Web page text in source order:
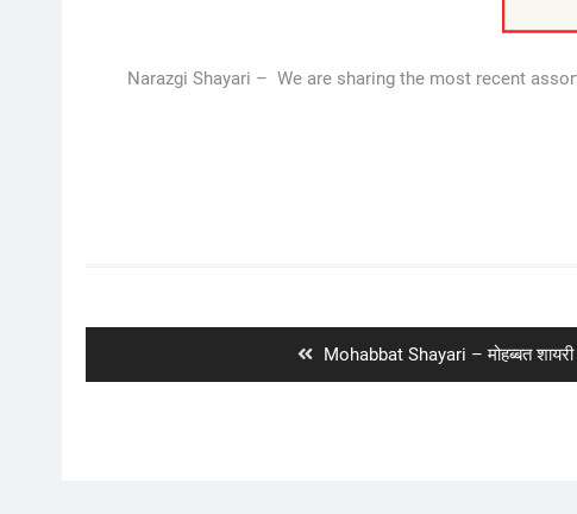
Narazgi Shayari – We are sharing the most recent
Previous
post:
Mohabbat Shayari – मोहब्बत शायरी